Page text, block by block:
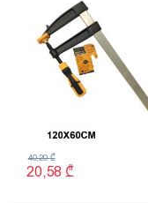
20,58 ₾
40,20₾